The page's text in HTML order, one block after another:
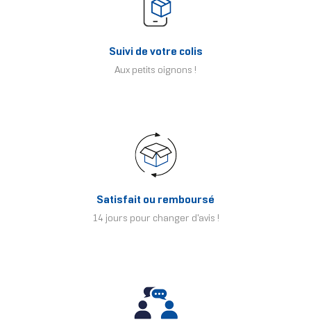
Suivi de votre colis
Aux petits oignons !
Satisfait ou remboursé
14 jours pour changer d'avis !